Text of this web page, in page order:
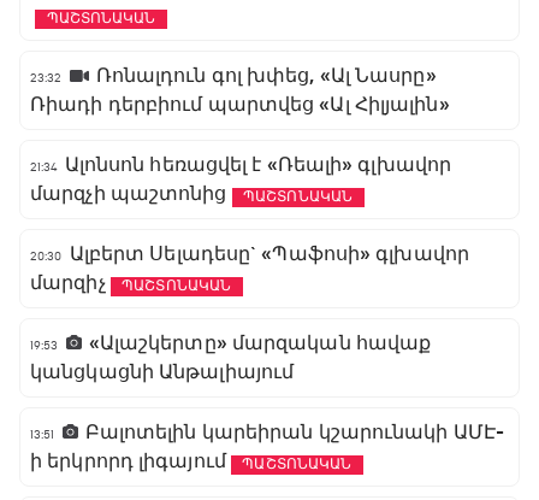
ՊԱՇՏՈՆԱԿԱՆ
23:32
Ռոնալդուն գոլ խփեց, «Ալ Նասրը»
Ռիադի դերբիում պարտվեց «Ալ Հիլյալին»
21:34 Ալոնսոն հեռացվել է «Ռեալի» գլխավոր
մարզչի պաշտոնից
ՊԱՇՏՈՆԱԿԱՆ
20:30
Ալբերտ Սելադեսը` «Պաֆոսի» գլխավոր
մարզիչ
ՊԱՇՏՈՆԱԿԱՆ
19:53
«Ալաշկերտը» մարզական հավաք
կանցկացնի Անթալիայում
13:51
Բալոտելին կարեիրան կշարունակի ԱՄԷ-
ի երկրորդ լիգայում
ՊԱՇՏՈՆԱԿԱՆ